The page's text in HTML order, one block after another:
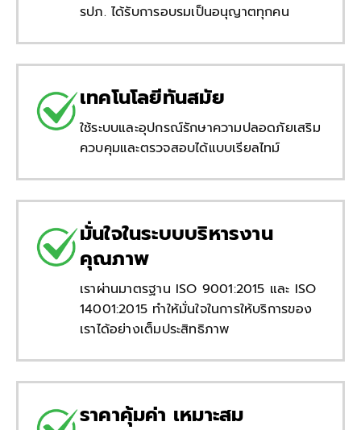
รปภ. ได้รับการอบรมเป็นอนุญาตทุกคน
เทคโนโลยีทันสมัย
ใช้ระบบและอุปกรณ์รักษาความปลอดภัยเสริม
ควบคุมและตรวจสอบได้แบบเรียลไทม์
มั่นใจในระบบบริหารงาน
คุณภาพ
เราผ่านมาตรฐาน ISO 9001:2015 และ ISO
14001:2015 ทำให้มั่นใจในการให้บริการของ
เราได้อย่างเต็มประสิทธิภาพ
ราคาคุ้มค่า เหมาะสม